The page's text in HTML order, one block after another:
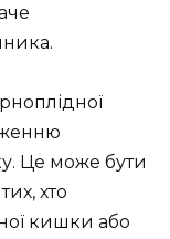
Це може бути
хто
кишки або